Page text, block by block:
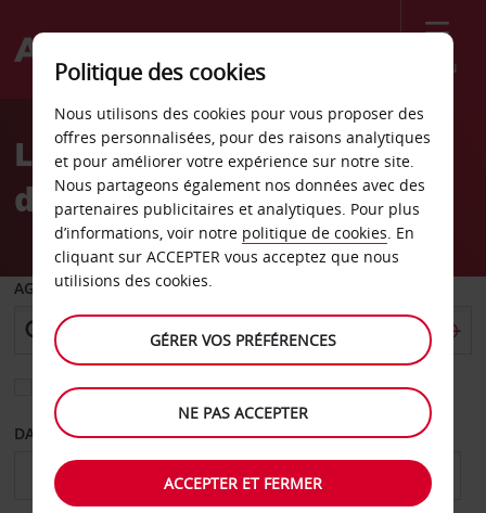
Menu
Welcome
AvisLocation de voiture Gare
de Chiayi-HSR
AGENCE DE DÉPART
Sélectionnez une autre agence de retour
DATE DE DÉPART DATE DE RETOUR
Politique des cookies
Nous utilisons des cookies pour vous proposer des
offres personnalisées, pour des raisons analytiques
et pour améliorer votre expérience sur notre site.
Nous partageons également nos données avec des
partenaires publicitaires et analytiques. Pour plus
d’informations, voir notre politique de cookies. En
cliquant sur ACCEPTER vous acceptez que nous
utilisions des cookies.
GÉRER VOS PRÉFÉRENCES
NE PAS ACCEPTER
ACCEPTER ET FERMER